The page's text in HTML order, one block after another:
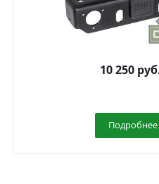
Фаркоп РИФ для заднего
на TANK 300 (без шара и
10 250
Подробнее